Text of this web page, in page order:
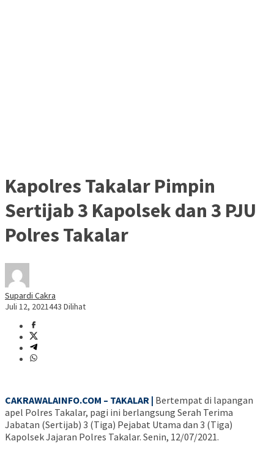
Kapolres Takalar Pimpin
Sertijab 3 Kapolsek dan 3 PJU
Polres Takalar
Supardi Cakra
Juli 12, 2021443 Dilihat
CAKRAWALAINFO.COM – TAKALAR | Bertempat di lapangan
apel Polres Takalar, pagi ini berlangsung Serah Terima
Jabatan (Sertijab) 3 (Tiga) Pejabat Utama dan 3 (Tiga)
Kapolsek Jajaran Polres Takalar. Senin, 12/07/2021.